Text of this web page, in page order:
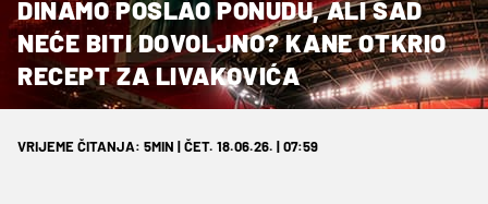
DINAMO POSLAO PONUDU, ALI SAD
NEĆE BITI DOVOLJNO? KANE OTKRIO
RECEPT ZA LIVAKOVIĆA
VRIJEME ČITANJA: 5MIN | ČET. 18.06.26. | 07:59